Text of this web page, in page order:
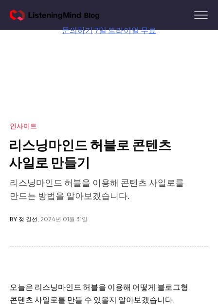
content
문의하기7일 트라이얼 무료
인사이트
리스닝마인드 허블로 콘텐츠
사일로 만들기
리스닝마인드 허블을 이용해 콘텐츠 사일로를
만드는 방법을 알아보겠습니다.
BY 정 길선, 2024년 01월 31일
오늘은 리스닝마인드 허블을 이용해 어떻게 블로그형
콘텐츠 사일로를 만들 수 있을지 알아보겠습니다.